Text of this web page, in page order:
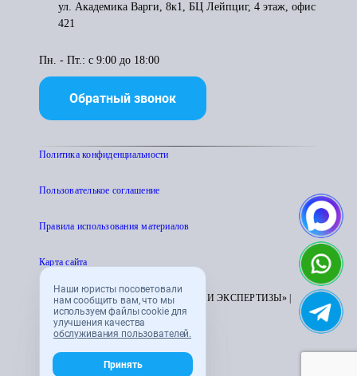
Наши юристы посоветовали
нам сообщить вам, что мы
используем файлы cookie для
улучшения качества
обслуживания пользователей.
Принять
ул. Академика Варги, 8к1, БЦ Лейпциг, 4 этаж, офис
421
Пн. - Пт.: с 9:00 до 18:00
Обратный звонок
Политика конфиденциальности
Пользователькое соглашение
Правила использования материалов
Карта сайта
© 1995 - 2026 «ЦЕНТР АТТЕСТАЦИИ И ЭКСПЕРТИЗЫ» |
CENTRATTEK.RU